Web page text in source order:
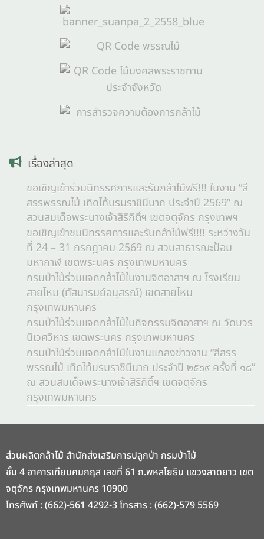
เรื่องล่าสุด
ขอเชิญเข้าร่วมนิทรรศการและรับกล้าไม้ฟรี!!! ในงาน “สี
สรรพรรณไม้ เทิดไท้บรมราชินีนาถ ประจำปี 2569” ณ
สวนสมเด็จพระนางเจ้าสิริกิติ์ฯ เขตจตุจักร กรุงเทพฯ
ขอเชิญเข้าชมนิทรรศการและรับกล้าไม้ฟรี!!!! ระหว่างวัน
ที่ 24 – 31 กรกฎาคม 2569 ณ สวนสาธารณะป้อม
มหากาฬ เขตพระนคร กรุงเทพมหานคร
กรมป่าไม้ร่วมแจกกล้าไม้ในงานจิตอาสาฯ ณ โรงเรียน
สายไหม (ทัสนารมย์อนุสรณ์) เขตสายไหม
กรุงเทพมหานคร
กรมป่าไม้ร่วมแจกกล้าไม้ในกิจกรรมจิตอาสาฯ ณ วัดบวร
นิเวศวิหาร เขตพระนคร กรุงเทพมหานคร
กรมป่าไม้ร่วมแจกกล้าไม้ในงานแถลงข่าวงาน “สีสรร
พรรณไม้ เทิดไท้บรมราชินีนาถ ประจำปี ๒๕๖๙ ครั้งที่ ๑๘”
ณ สวนสมเด็จพระนางเจ้าสิริกิติ์ฯ เขตจตุจักร
กรุงเทพมหานคร
ส่วนผลิตกล้าไม้ สำนักส่งเสริมการปลูกป่า กรมป่าไม้
ชั้น 4 อาคารเทียมคมกฤส เลขที่ 61 ถ.พหลโยธิน แขวงลาดยาว เขต
จตุจักร กรุงเทพมหานคร 10900
โทรศัพท์ : (662)-561 4292-3 โทรสาร : (662)-579 5569